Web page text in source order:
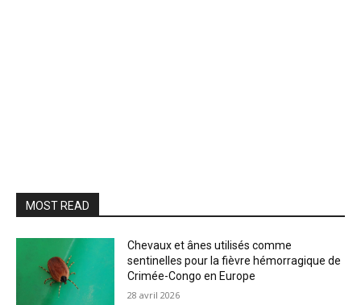
MOST READ
Chevaux et ânes utilisés comme
sentinelles pour la fièvre hémorragique de
Crimée-Congo en Europe
28 avril 2026